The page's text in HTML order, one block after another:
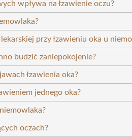
wpływa na łzawienie oczu?
przy łzawieniu oka u
budzić zaniepokojenie?
łzawienia oka?
jednego oka?
oczach?